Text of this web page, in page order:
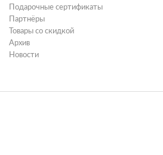
Подарочные сертификаты
Партнёры
Товары со скидкой
Архив
Новости